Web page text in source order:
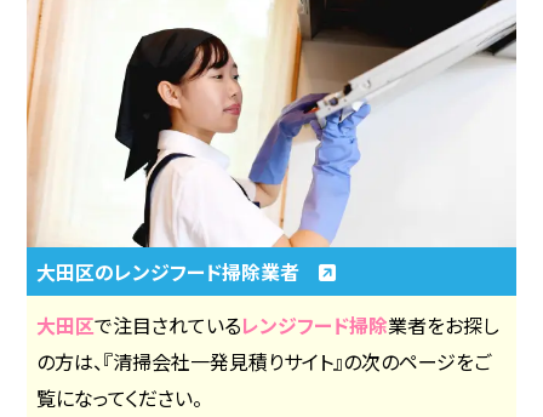
大田区のレンジフード掃除業者
大田区で注目されているレンジフード掃除業者をお探し
の方は、『清掃会社一発見積りサイト』の次のページをご
覧になってください。